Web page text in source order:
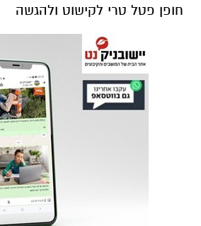
חופן פטל טרי לקישוט ולהגשה